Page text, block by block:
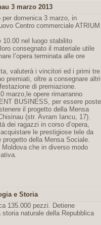
3 marzo 2013
per domenica 3 marzo, in
Centro commerciale ATRIUM
10.00 nel luogo stabilito
consegnato il materiale utile
l’opera terminata alle ore
valuterà i vincitori ed i primi tre
premiati, oltre a consegnare altri
di premiazione.
marzo,le opere rimarranno
BUSINESS, per essere poste
il progetto della Mensa
(str. Avram Iancu, 17).
dei ragazzi in corso d’opera,
le prestigiose tele da
della Mensa Sociale.
che in diverso modo
e Storia
135.000 pezzi. Detiene
naturale della Repubblica